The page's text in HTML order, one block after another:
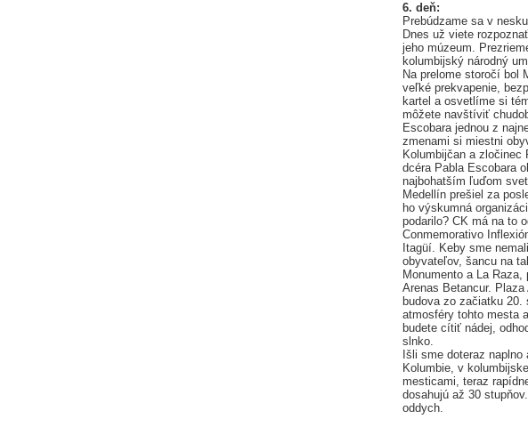
6. deň:
Prebúdzame sa v
Dnes už viete
jeho múzeum.
kolumbijský národný
Na prelome storočí bol
veľké prekvapenie,
kartel a osvetlíme si
môžete navštíviť
Escobara jednou z
zmenami si miestni
Kolumbijčan a zločinec
dcéra Pabla Escobara
najbohatším ľuďom
Medellín prešiel za
ho výskumná
podarilo? CK má na to
Conmemorativo
Itagüí. Keby sme
obyvateľov, šancu na
Monumento a La
Arenas Betancur.
budova zo začiatku
atmosféry tohto mesta
budete cítiť nádej,
slnko.
Išli sme doteraz
Kolumbie, v
mesticami, teraz
dosahujú až 30
oddych.